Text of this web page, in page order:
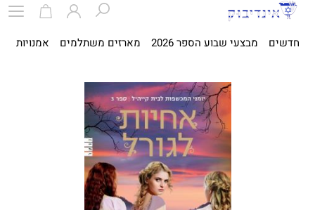
חדשים מבצעי שבוע הספר 2026 מארזים משתלמים אמנויות